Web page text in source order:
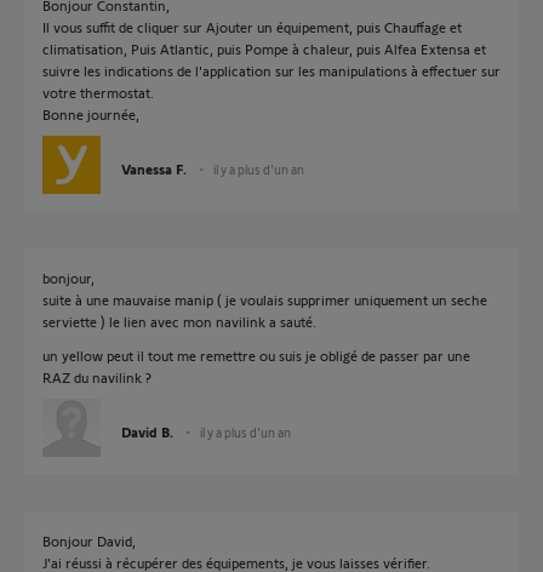
Bonjour Constantin,
Il vous suffit de cliquer sur Ajouter un équipement, puis Chauffage et
climatisation, Puis Atlantic, puis Pompe à chaleur, puis Alfea Extensa et
suivre les indications de l'application sur les manipulations à effectuer sur
votre thermostat.
Bonne journée,
Vanessa F. il y a plus d'un an
bonjour,
suite à une mauvaise manip ( je voulais supprimer uniquement un seche
serviette ) le lien avec mon navilink a sauté.
un yellow peut il tout me remettre ou suis je obligé de passer par une
RAZ du navilink ?
David B. il y a plus d'un an
Bonjour David,
J'ai réussi à récupérer des équipements, je vous laisses vérifier.